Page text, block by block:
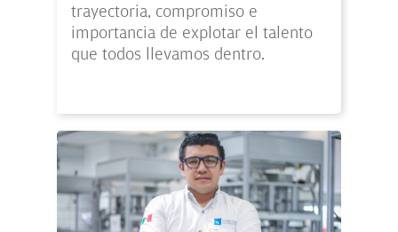
trayectoria, compromiso e
importancia de explotar el talento
que todos llevamos dentro.